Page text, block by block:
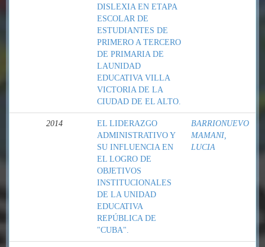
DISLEXIA EN ETAPA
ESCOLAR DE
ESTUDIANTES DE
PRIMERO A TERCERO
DE PRIMARIA DE
LAUNIDAD
EDUCATIVA VILLA
VICTORIA DE LA
CIUDAD DE EL ALTO.
2014
EL LIDERAZGO
ADMINISTRATIVO Y
SU INFLUENCIA EN
EL LOGRO DE
OBJETIVOS
INSTITUCIONALES
DE LA UNIDAD
EDUCATIVA
REPÚBLICA DE
"CUBA".
BARRIONUEVO
MAMANI,
LUCIA